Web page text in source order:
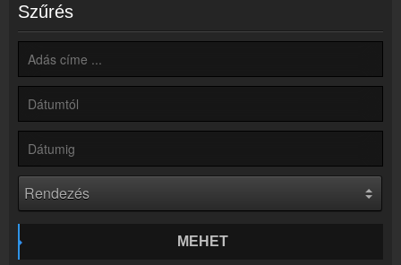
Petőfi Rádió műsorai
Webkamera
Petőfi Rádió webkamera, élőkép
Hírek
Petőfi Rádió kapcsolatos hírek
Kapcsolat
Írj nekünk!
Partnerek
Rádiós partnerek
Rádió beágyazás
Ágyazd be weboldaladba
Szűrés
MEHET